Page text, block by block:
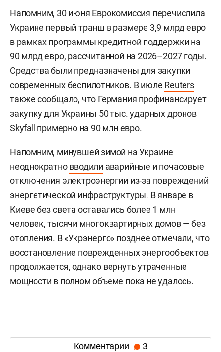
Напомним, 30 июня Еврокомиссия перечислила
Украине первый транш в размере 3,9 млрд евро
в рамках программы кредитной поддержки на
90 млрд евро, рассчитанной на 2026–2027 годы.
Средства были предназначены для закупки
современных беспилотников. В июле Reuters
также сообщало, что Германия профинансирует
закупку для Украины 50 тыс. ударных дронов
Skyfall примерно на 90 млн евро.
Напомним, минувшей зимой на Украине
неоднократновводили аварийные и почасовые
отключения электроэнергии из-за повреждений
энергетической инфраструктуры. В январе в
Киеве без света оставались более 1 млн
человек, тысячи многоквартирных домов — без
отопления. В «Укрэнерго» позднее отмечали, что
восстановление поврежденных энергообъектов
продолжается, однако вернуть утраченные
мощности в полном объеме пока не удалось.
Комментарии 3